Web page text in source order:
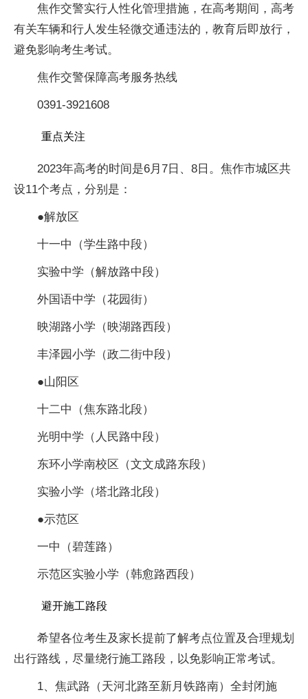
焦作交警实行人性化管理措施，在高考期间，高考
有关车辆和行人发生轻微交通违法的，教育后即放行，
避免影响考生考试。
焦作交警保障高考服务热线
0391-3921608
重点关注
2023年高考的时间是6月7日、8日。焦作市城区共
设11个考点，分别是：
●解放区
十一中（学生路中段）
实验中学（解放路中段）
外国语中学（花园街）
映湖路小学（映湖路西段）
丰泽园小学（政二街中段）
●山阳区
十二中（焦东路北段）
光明中学（人民路中段）
东环小学南校区（文文成路东段）
实验小学（塔北路北段）
●示范区
一中（碧莲路）
示范区实验小学（韩愈路西段）
避开施工路段
希望各位考生及家长提前了解考点位置及合理规划
出行路线，尽量绕行施工路段，以免影响正常考试。
1、焦武路（天河北路至新月铁路南）全封闭施